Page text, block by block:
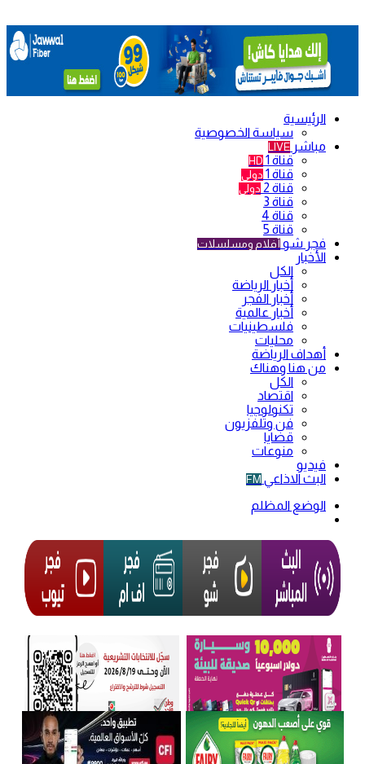
الرئيسية
سياسة الخصوصية
مباشر LIVE
قناة 1 HD
قناة 1 دولي
قناة 2 دولي
قناة 3
قناة 4
قناة 5
فجر شو أفلام ومسلسلات
الأخبار
الكل
أخبار الرياضة
أخبار الفجر
أخبار عالمية
فلسطينيات
محليات
أهداف الرياضة
من هنا وهناك
الكل
اقتصاد
تكنولوجيا
فن وتلفزيون
قضايا
منوعات
فيديو
البث الاذاعي FM
الوضع المظلم